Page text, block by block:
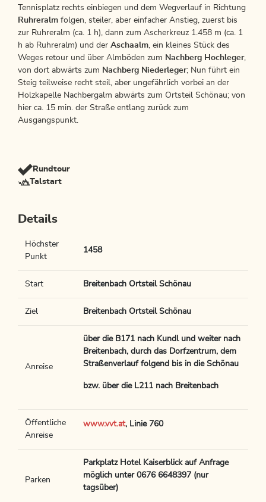
Tennisplatz rechts einbiegen und dem Wegverlauf in Richtung
Ruhreralm folgen, steiler, aber einfacher Anstieg, zuerst bis
zur Ruhreralm (ca. 1 h), dann zum Ascherkreuz 1.458 m (ca. 1
h ab Ruhreralm) und der Aschaalm, ein kleines Stück des
Weges retour und über Almböden zum Nachberg Hochleger,
von dort abwärts zum Nachberg Niederleger; Nun führt ein
Steig teilweise recht steil, aber ungefährlich vorbei an der
Holzkapelle Nachbergalm abwärts zum Ortsteil Schönau; von
hier ca. 15 min. der Straße entlang zurück zum
Ausgangspunkt.
Rundtour
Talstart
Details
Höchster
Punkt
1458
Start Breitenbach Ortsteil Schönau
Ziel Breitenbach Ortsteil Schönau
Anreise
über die B171 nach Kundl und weiter nach
Breitenbach, durch das Dorfzentrum, dem
Straßenverlauf folgend bis in die Schönau
bzw. über die L211 nach Breitenbach
Öffentliche
Anreise
www.vvt.at, Linie 760
Parken
Parkplatz Hotel Kaiserblick auf Anfrage
möglich unter 0676 6648397 (nur
tagsüber)